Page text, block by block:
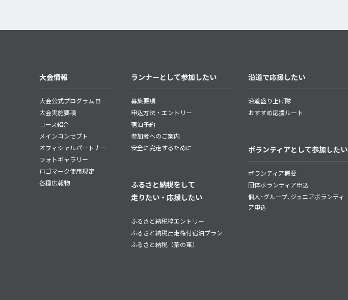
大会情報
大会公式プログラム
大会実施要項
コース紹介
メインコンセプト
オフィシャルパートナー
フォトギャラリー
ロゴマーク使用規定
各種広報物
ランナーとして参加したい
募集要項
申込方法・エントリー
宿泊予約
参加者へのご案内
安全に完走するために
ふるさと納税をして
走りたい・応援したい
ふるさと納税枠エントリー
ふるさと納税出走権付宿泊プラン
ふるさと納税（茶の菓）
沿道で応援したい
沿道盛り上げ隊
おすすめ応援ルート
ボランティアとして参加したい
ボランティア概要
団体ボランティア申込
個人･グループ､ジュニアボランティ
ア申込